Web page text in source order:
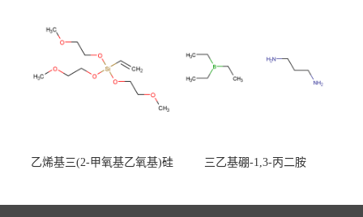
乙烯基三(2-甲氧基乙氧基)硅
三乙基硼-1,3-丙二胺